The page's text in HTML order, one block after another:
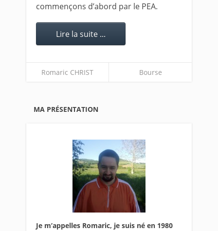
commençons d’abord par le PEA.
Lire la suite ...
Romaric CHRIST Bourse
MA PRÉSENTATION
Je m’appelles Romaric, je suis né en 1980